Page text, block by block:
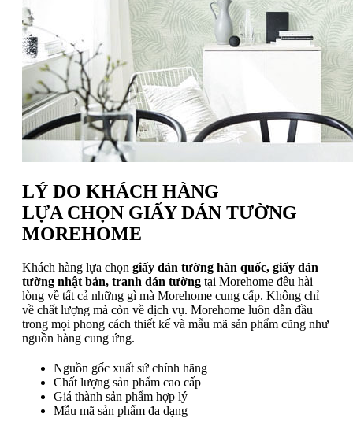
LÝ DO KHÁCH HÀNG
LỰA CHỌN GIẤY DÁN TƯỜNG
MOREHOME
Khách hàng lựa chọn giấy dán tường hàn quốc, giấy dán
tường nhật bản, tranh dán tường tại Morehome đều hài
lòng về tất cả những gì mà Morehome cung cấp. Không chỉ
về chất lượng mà còn về dịch vụ. Morehome luôn dẫn đầu
trong mọi phong cách thiết kế và mẫu mã sản phẩm cũng như
nguồn hàng cung ứng.
Nguồn gốc xuất sứ chính hãng
Chất lượng sản phẩm cao cấp
Giá thành sản phẩm hợp lý
Mẫu mã sản phẩm đa dạng